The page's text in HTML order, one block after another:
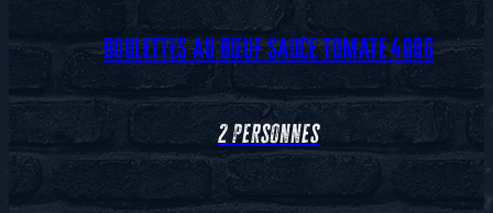
BOULETTES AU BŒUF SAUCE TOMATE 400G
2 personnes